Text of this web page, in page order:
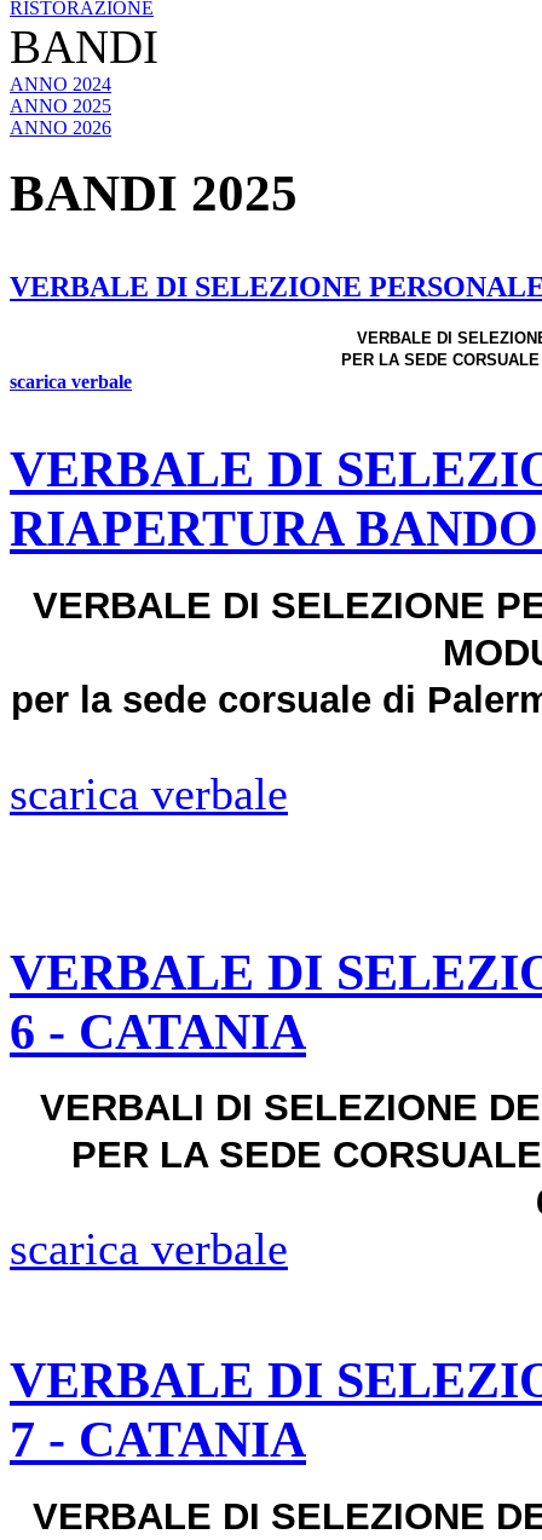
RISTORAZIONE
BANDI
ANNO 2024
ANNO 2025
ANNO 2026
BANDI 2025
VERBALE DI SELEZIONE
VERBALE DI
PER LA SEDE
scarica verbale
VERBALE DI
RIAPERTURA
VERBALE DI SELEZIONE
per la sede corsuale di
scarica verbale
VERBALE DI
6 - CATANIA
VERBALI DI SELEZIONE
PER LA SEDE
scarica verbale
VERBALE DI
7 - CATANIA
VERBALE DI SELEZIONE